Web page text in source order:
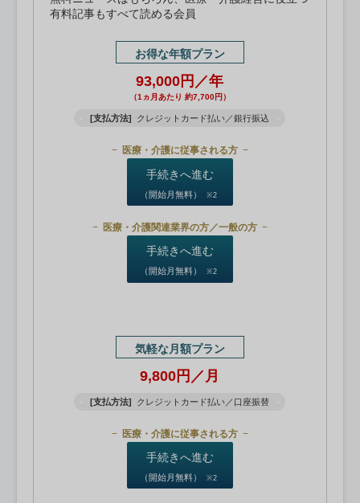
有料記事もすべて読める会員
お得な年額プラン
93,000円／年
（1ヵ月あたり 約7,700円）
[支払方法] クレジットカード払い／銀行振込
医療・介護に従事される方
手続きへ進む
（開始月無料） ※2
医療・介護関連業界の方／一般の方
手続きへ進む
（開始月無料） ※2
気軽な月額プラン
9,800円／月
[支払方法] クレジットカード払い／口座振替
医療・介護に従事される方
手続きへ進む
（開始月無料） ※2